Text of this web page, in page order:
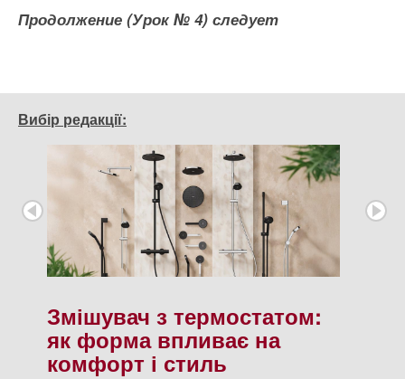
Продолжение (Урок № 4) следует
Вибір редакції:
Змішувач з термостатом:
як форма впливає на
комфорт і стиль